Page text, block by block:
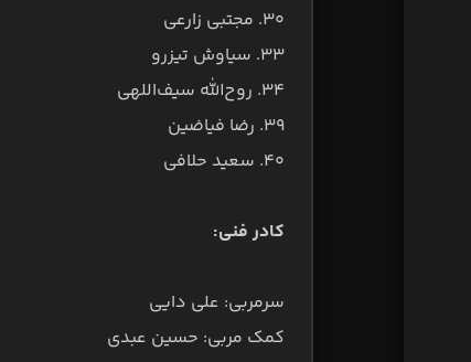
۳۰. مجتبی زارعی
۳۳. سیاوش تیزرو
۳۴. روح‌الله سیف‌اللهی
۳۹. رضا فیاضین
۴۰. سعید حلافی
کادر فنی:
سرمربی: علی دایی
کمک مربی: حسین عبدی